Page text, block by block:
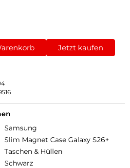
Jetzt kaufen
Samsung
Slim Magnet Case Galaxy S26+
Taschen & Hüllen
Schwarz